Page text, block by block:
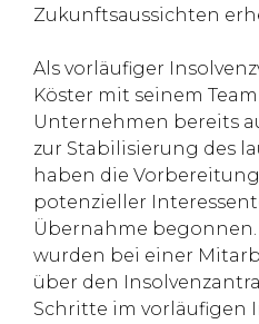
Zukunftsaussichten
Als vorläufiger
Köster mit seinem
Unternehmen bereits
zur Stabilisierung des
haben die
potenzieller
Übernahme
wurden bei einer
über den
Schritte im vorläufigen